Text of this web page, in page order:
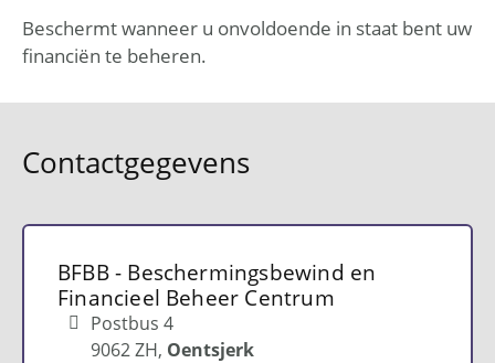
Beschermt wanneer u onvoldoende in staat bent uw
financiën te beheren.
Contactgegevens
BFBB - Beschermingsbewind en
Financieel Beheer Centrum
Postbus 4
9062 ZH Oentsjerk